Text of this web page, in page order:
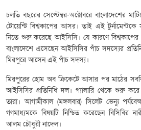
চলতি বছরের সেপ্টেম্বর-অক্টোবরে বাংলাদেশের
টোয়েন্টি বিশ্বকাপের আসর। তাই এই টুর্নামেন্টকে
নিতে শুরু করেছে আইসিসি। যে কারণে
বাংলাদেশে এসেছেন আইসিসির পাঁচ সদস্যের
মিরপুরে আসেন এই পাঁচ সদস্য।
মিরপুরের হোম অব ক্রিকেটে আসার পর মাঠের
আইসিসির প্রতিনিধি দল। গ্যালারি থেকে শুরু
তারা। আগামীকাল (মঙ্গলবার) সিলেট ভেন্যু
গণমাধ্যমকে বিষয়টি নিশ্চিত করেছেন বিসিবির
আলম চৌধুরী নাদেল।